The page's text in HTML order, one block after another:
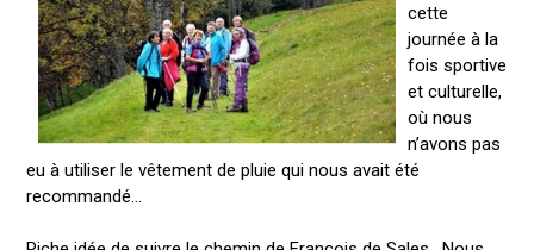
cette
journée à la
fois sportive
et culturelle,
où nous
n’avons pas
eu à utiliser le vêtement de pluie qui nous avait été
recommandé...